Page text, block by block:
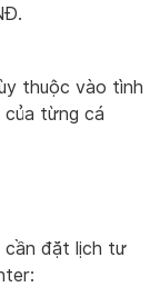
thuộc vào tình
của từng cá
cần đặt lịch tư